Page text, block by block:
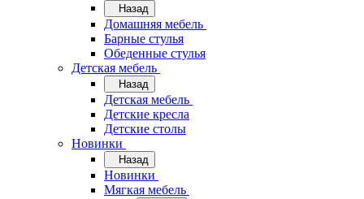
Назад
Домашняя мебель
Барные стулья
Обеденные стулья
Детская мебель
Назад
Детская мебель
Детские кресла
Детские столы
Новинки
Назад
Новинки
Мягкая мебель